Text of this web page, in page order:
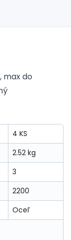
max do
4 KS
2.52 kg
3
2200
Oceľ